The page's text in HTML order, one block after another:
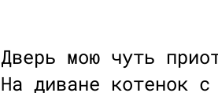
Дверь мою чуть
На диване котенок